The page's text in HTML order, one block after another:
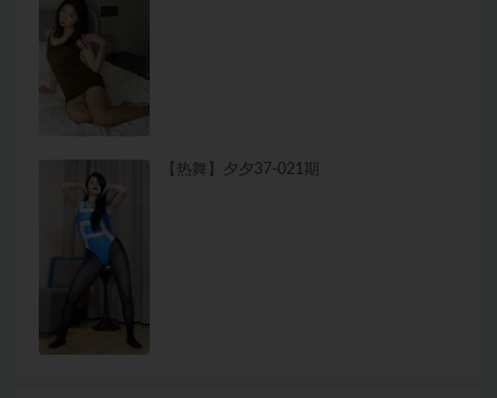
【热舞】夕夕37-021期